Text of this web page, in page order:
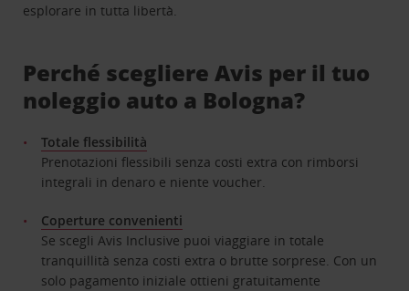
esplorare in tutta libertà.
Perché scegliere Avis per il tuo
noleggio auto a Bologna?
Totale flessibilità
Prenotazioni flessibili senza costi extra con rimborsi
integrali in denaro e niente voucher.
Coperture convenienti
Se scegli Avis Inclusive puoi viaggiare in totale
tranquillità senza costi extra o brutte sorprese. Con un
solo pagamento iniziale ottieni gratuitamente